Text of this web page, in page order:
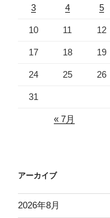
3 4 5
10 11 12
17 18 19
24 25 26
31
« 7月
アーカイブ
2026年8月